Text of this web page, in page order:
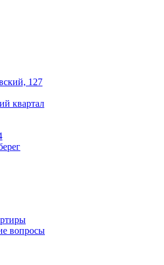
127
квартал
вопросы